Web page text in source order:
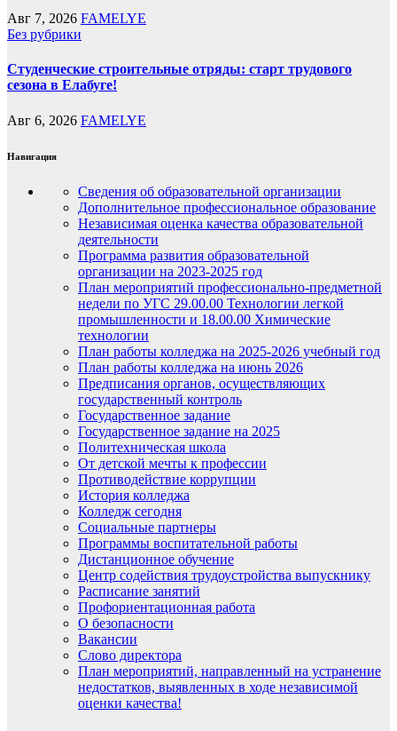
Авг 7, 2026 FAMELYE
Без рубрики
Студенческие строительные отряды: старт трудового
сезона в Елабуге!
Авг 6, 2026 FAMELYE
Навигация
Сведения об образовательной организации
Дополнительное профессиональное образование
Независимая оценка качества образовательной
деятельности
Программа развития образовательной
организации на 2023-2025 год
План мероприятий профессионально-предметной
недели по УГС 29.00.00 Технологии легкой
промышленности и 18.00.00 Химические
технологии
План работы колледжа на 2025-2026 учебный год
План работы колледжа на июнь 2026
Предписания органов, осуществляющих
государственный контроль
Государственное задание
Государственное задание на 2025
Политехническая школа
От детской мечты к профессии
Противодействие коррупции
История колледжа
Колледж сегодня
Социальные партнеры
Программы воспитательной работы
Дистанционное обучение
Центр содействия трудоустройства выпускнику
Расписание занятий
Профориентационная работа
О безопасности
Вакансии
Слово директора
План мероприятий, направленный на устранение
недостатков, выявленных в ходе независимой
оценки качества!